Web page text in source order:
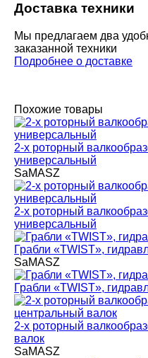
Доставка техники
Мы предлагаем два
заказанной техники
Подробнее о доставке
Похожие товары
2-х роторный
универсальный
SaMASZ
2-х роторный
универсальный
Грабли «TWIST»,
SaMASZ
Грабли «TWIST»,
2-х роторный
валок
SaMASZ